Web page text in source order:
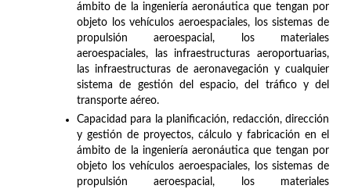
ámbito de la ingeniería aeronáutica que tengan por
objeto los vehículos aeroespaciales, los sistemas de
propulsión aeroespacial, los materiales
aeroespaciales, las infraestructuras aeroportuarias,
las infraestructuras de aeronavegación y cualquier
sistema de gestión del espacio, del tráfico y del
transporte aéreo.
Capacidad para la planificación, redacción, dirección
y gestión de proyectos, cálculo y fabricación en el
ámbito de la ingeniería aeronáutica que tengan por
objeto los vehículos aeroespaciales, los sistemas de
propulsión aeroespacial, los materiales